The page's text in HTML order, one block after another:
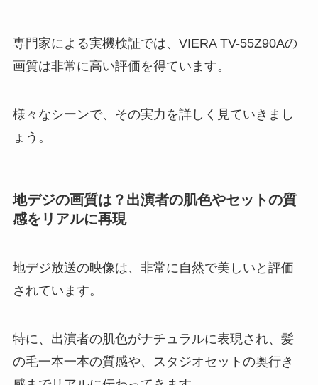
専門家による実機検証では、VIERA TV-55Z90Aの
画質は非常に高い評価を得ています。
様々なシーンで、その実力を詳しく見ていきまし
ょう。
地デジの画質は？出演者の肌色やセットの質
感をリアルに再現
地デジ放送の映像は、非常に自然で美しいと評価
されています。
特に、出演者の肌色がナチュラルに表現され、髪
の毛一本一本の質感や、スタジオセットの奥行き